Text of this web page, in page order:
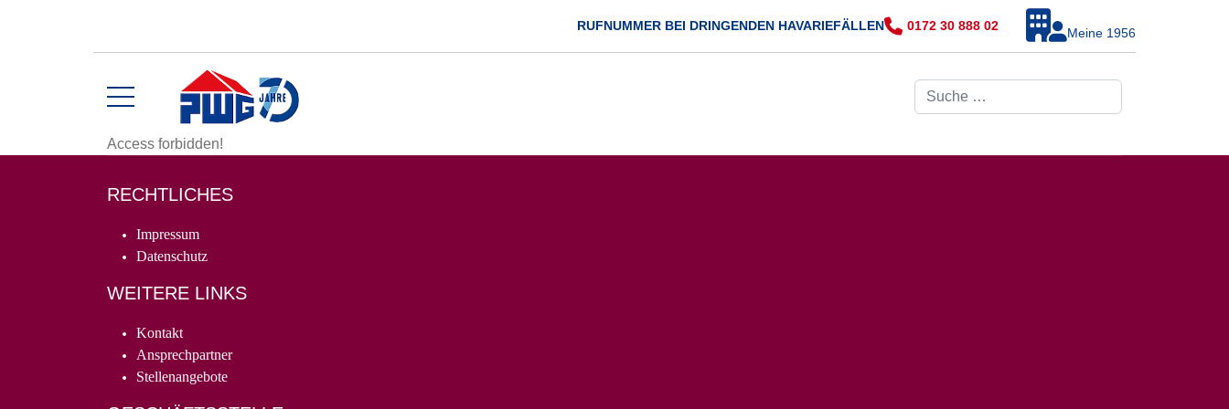
RUFNUMMER BEI DRINGENDEN HAVARIEFÄLLEN 0172 30 888 02 Meine 1956
Suchen
Access forbidden!
RECHTLICHES
Impressum
Datenschutz
WEITERE LINKS
Kontakt
Ansprechpartner
Stellenangebote